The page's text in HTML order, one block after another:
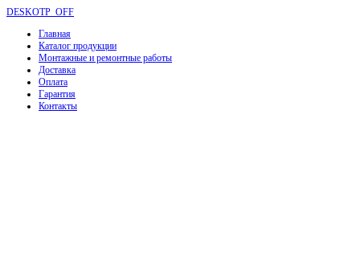
DESKOTP_OFF
Главная
Каталог продукции
Монтажные и ремонтные работы
Доставка
Оплата
Гарантия
Контакты